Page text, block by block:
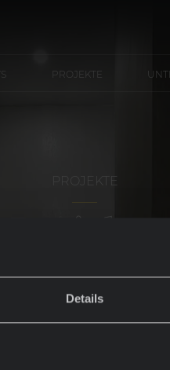
Details
PROJEKTE
PROJEKTE
Projekte